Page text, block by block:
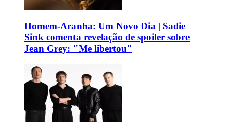
Homem-Aranha: Um Novo Dia | Sadie
Sink comenta revelação de spoiler sobre
Jean Grey: "Me libertou"